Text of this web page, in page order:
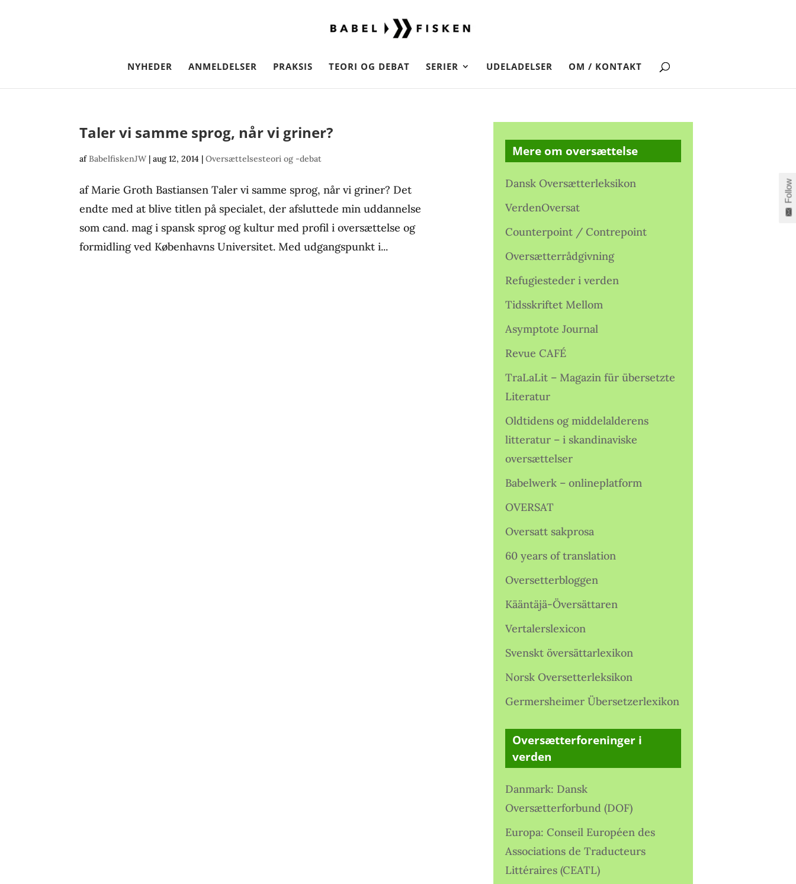
NYHEDER ANMELDELSER PRAKSIS TEORI OG DEBAT SERIER UDELADELSER OM / KONTAKT
Taler vi samme sprog, når vi griner?
afBabelfiskenJW |aug 12, 2014 |Oversættelsesteori og -debat
af Marie Groth Bastiansen Taler vi samme sprog, når vi griner? Det
endte med at blive titlen på specialet, der afsluttede min uddannelse
som cand. mag i spansk sprog og kultur med profil i oversættelse og
formidling ved Københavns Universitet. Med udgangspunkt i...
Mere om oversættelse
Dansk Oversætterleksikon
VerdenOversat
Counterpoint / Contrepoint
Oversætterrådgivning
Refugiesteder i verden
Tidsskriftet Mellom
Asymptote Journal
Revue CAFÉ
TraLaLit – Magazin für übersetzte
Literatur
Oldtidens og middelalderens
litteratur – i skandinaviske
oversættelser
Babelwerk – onlineplatform
OVERSAT
Oversatt sakprosa
60 years of translation
Oversetterbloggen
Kääntäjä-Översättaren
Vertalerslexicon
Svenskt översättarlexikon
Norsk Oversetterleksikon
Germersheimer Übersetzerlexikon
Oversætterforeninger i
verden
Danmark: Dansk
Oversætterforbund (DOF)
Europa: Conseil Européen des
Associations de Traducteurs
Littéraires (CEATL)
Follow